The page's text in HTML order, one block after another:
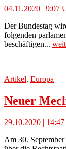
04.11.2020 | 9:07
Der Bundestag
folgenden
beschäftigen...
Artikel, Europa
Neuer
29.10.2020 |
Am 30.